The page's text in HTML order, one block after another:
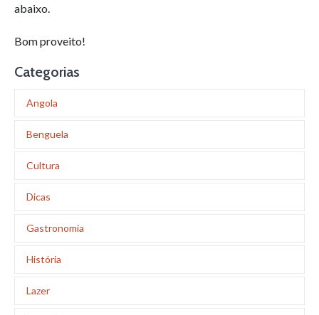
abaixo.
Bom proveito!
Categorias
Angola
Benguela
Cultura
Dicas
Gastronomia
História
Lazer